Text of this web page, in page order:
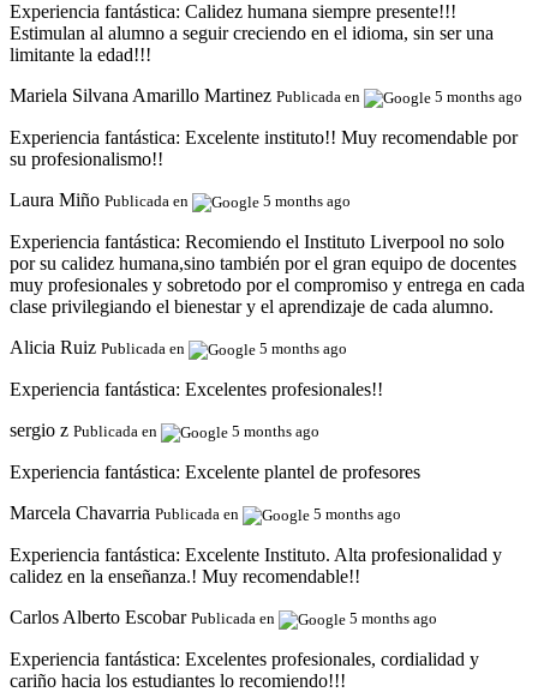
Experiencia fantástica: Calidez humana siempre presente!!!
Estimulan al alumno a seguir creciendo en el idioma, sin ser una
limitante la edad!!!
Mariela Silvana Amarillo Martinez Publicada en 5 months ago
Experiencia fantástica: Excelente instituto!! Muy recomendable por
su profesionalismo!!
Laura Miño Publicada en 5 months ago
Experiencia fantástica: Recomiendo el Instituto Liverpool no solo
por su calidez humana,sino también por el gran equipo de docentes
muy profesionales y sobretodo por el compromiso y entrega en cada
clase privilegiando el bienestar y el aprendizaje de cada alumno.
Alicia Ruiz Publicada en 5 months ago
Experiencia fantástica: Excelentes profesionales!!
sergio z Publicada en 5 months ago
Experiencia fantástica: Excelente plantel de profesores
Marcela Chavarria Publicada en 5 months ago
Experiencia fantástica: Excelente Instituto. Alta profesionalidad y
calidez en la enseñanza.! Muy recomendable!!
Carlos Alberto Escobar Publicada en 5 months ago
Experiencia fantástica: Excelentes profesionales, cordialidad y
cariño hacia los estudiantes lo recomiendo!!!